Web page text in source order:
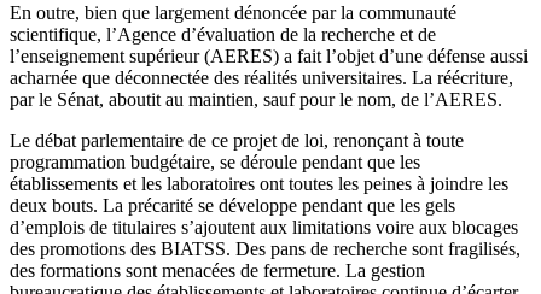
En outre, bien que largement dénoncée par la communauté
scientifique, l’Agence d’évaluation de la recherche et de
l’enseignement supérieur (AERES) a fait l’objet d’une défense aussi
acharnée que déconnectée des réalités universitaires. La réécriture,
par le Sénat, aboutit au maintien, sauf pour le nom, de l’AERES.
Le débat parlementaire de ce projet de loi, renonçant à toute
programmation budgétaire, se déroule pendant que les
établissements et les laboratoires ont toutes les peines à joindre les
deux bouts. La précarité se développe pendant que les gels
d’emplois de titulaires s’ajoutent aux limitations voire aux blocages
des promotions des BIATSS. Des pans de recherche sont fragilisés,
des formations sont menacées de fermeture. La gestion